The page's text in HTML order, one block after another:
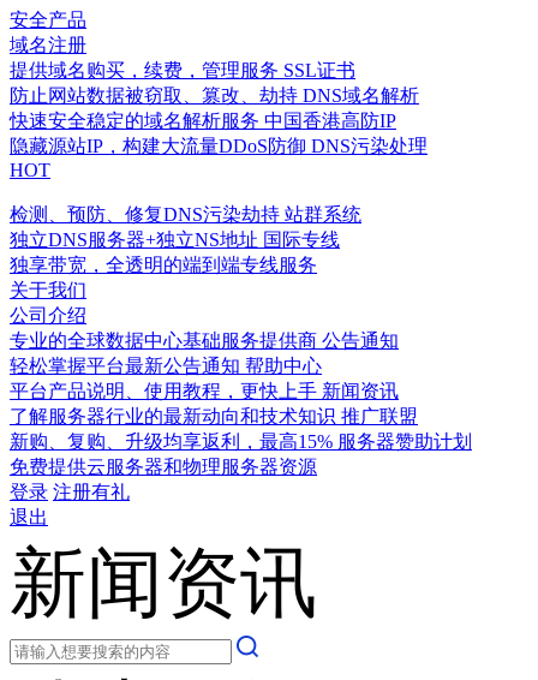
安全产品
域名注册
提供域名购买，续费，管理服务 SSL证书
防止网站数据被窃取、篡改、劫持 DNS域名解析
快速安全稳定的域名解析服务 中国香港高防IP
隐藏源站IP，构建大流量DDoS防御 DNS污染处理
HOT
检测、预防、修复DNS污染劫持 站群系统
独立DNS服务器+独立NS地址 国际专线
独享带宽，全透明的端到端专线服务
关于我们
公司介绍
专业的全球数据中心基础服务提供商 公告通知
轻松掌握平台最新公告通知 帮助中心
平台产品说明、使用教程，更快上手 新闻资讯
了解服务器行业的最新动向和技术知识 推广联盟
新购、复购、升级均享返利，最高15% 服务器赞助计划
免费提供云服务器和物理服务器资源
登录 注册有礼
退出
新闻资讯